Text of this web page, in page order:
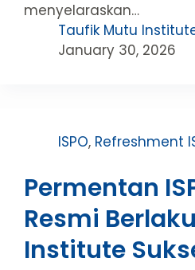
menyelaraskan…
Taufik Mutu
January 30, 2026
ISPO, Refreshment
Permentan
Resmi
Institute